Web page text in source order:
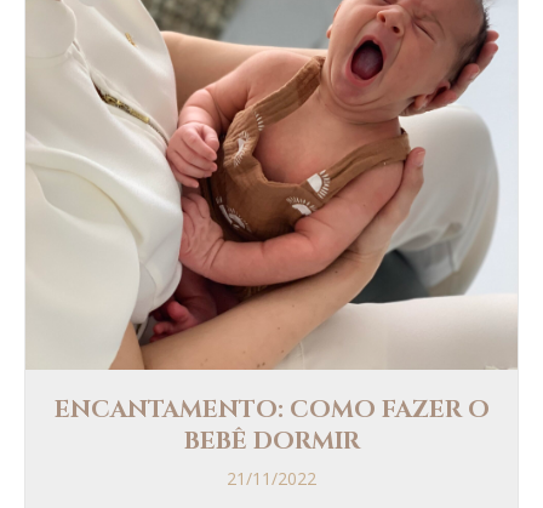
ENCANTAMENTO: COMO FAZER O
BEBÊ DORMIR
21/11/2022